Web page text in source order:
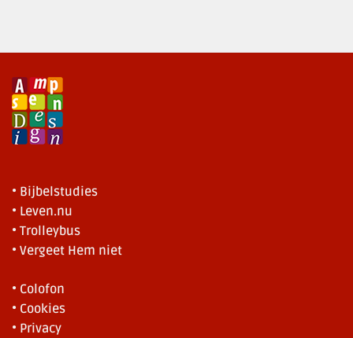
• Bijbelstudies
• Leven.nu
• Trolleybus
• Vergeet Hem niet
• Colofon
• Cookies
• Privacy